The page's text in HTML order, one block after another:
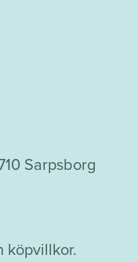
Sarpsborg
köpvillkor.